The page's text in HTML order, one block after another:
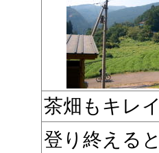
茶畑もキレ
登り終える